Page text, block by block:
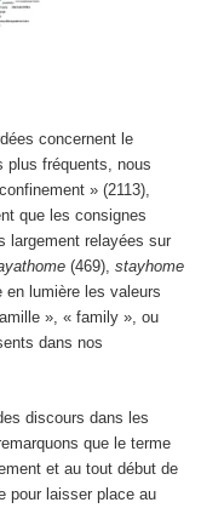
concernent le
plus fréquents, nous
» (2113),
que les consignes
largement relayées sur
(469), stayhome
en lumière les valeurs
», « family », ou
dans nos
discours dans les
que le terme
et au tout début de
pour laisser place au